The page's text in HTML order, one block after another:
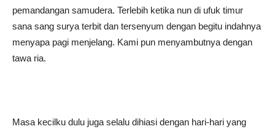
pemandangan samudera. Terlebih ketika nun di ufuk timur
sana sang surya terbit dan tersenyum dengan begitu indahnya
menyapa pagi menjelang. Kami pun menyambutnya dengan
tawa ria.
Masa kecilku dulu juga selalu dihiasi dengan hari-hari yang